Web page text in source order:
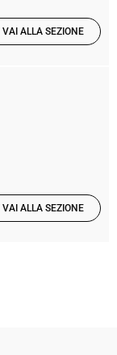
VAI ALLA SEZIONE
VAI ALLA SEZIONE